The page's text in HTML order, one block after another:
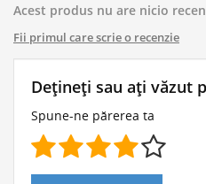
Acest produs nu are nicio
Fii primul care scrie o recenzie
Dețineți sau ați văzut
Spune-ne părerea ta